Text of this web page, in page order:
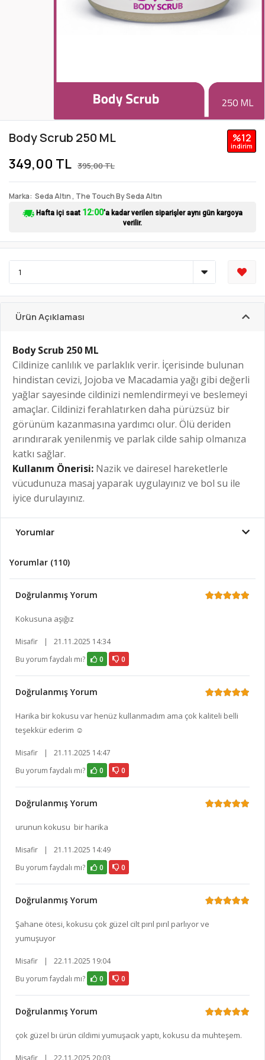
Body Scrub 250 ML
349,00 TL 395,00 TL
%12
i̇ndi̇ri̇m
Marka Seda Altın, The Touch By Seda Altın
Hafta içi saat 12:00'a kadar verilen siparişler aynı gün kargoya
verilir.
Ürün Açıklaması
Body Scrub 250 ML
Cildinize canlılık ve parlaklık verir. İçerisinde bulunan
hindistan cevizi, Jojoba ve Macadamia yağı gibi değerli
yağlar sayesinde cildinizi nemlendirmeyi ve beslemeyi
amaçlar. Cildinizi ferahlatırken daha pürüzsüz bir
görünüm kazanmasına yardımcı olur. Ölü deriden
arındırarak yenilenmiş ve parlak cilde sahip olmanıza
katkı sağlar.
Kullanım Önerisi: Nazik ve dairesel hareketlerle
vücudunuza masaj yaparak uygulayınız ve bol su ile
iyice durulayınız.
Yorumlar
Yorumlar (110)
Doğrulanmış Yorum
Kokusuna aşığız
Misafir |
21.11.2025 14:34
Bu yorum faydalı mı?
0 0
Doğrulanmış Yorum
Harika bir kokusu var henüz kullanmadım ama çok kaliteli belli
teşekkür ederim ☺️
Misafir |
21.11.2025 14:47
Bu yorum faydalı mı?
0 0
Doğrulanmış Yorum
urunun kokusu bir harika
Misafir |
21.11.2025 14:49
Bu yorum faydalı mı?
0 0
Doğrulanmış Yorum
Şahane ötesi, kokusu çok güzel cilt pırıl pırıl parlıyor ve
yumuşuyor
Misafir |
22.11.2025 19:04
Bu yorum faydalı mı?
0 0
Doğrulanmış Yorum
çok güzel bı ürün cildimi yumuşacık yaptı, kokusu da muhteşem.
Misafir | 22.11.2025 20:03